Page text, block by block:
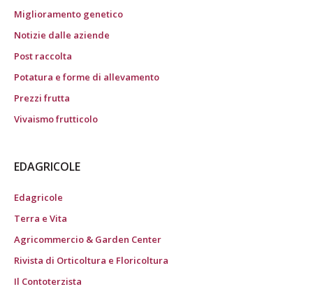
Miglioramento genetico
Notizie dalle aziende
Post raccolta
Potatura e forme di allevamento
Prezzi frutta
Vivaismo frutticolo
EDAGRICOLE
Edagricole
Terra e Vita
Agricommercio & Garden Center
Rivista di Orticoltura e Floricoltura
Il Contoterzista